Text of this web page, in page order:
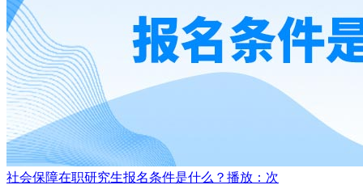
社会保障在职研究生报名条件是什么？ 播放：次